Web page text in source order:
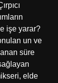
işe yarar?
un ve
süre
elde